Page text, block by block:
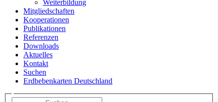
Weiterbildung
Mitgliedschaften
Kooperationen
Publikationen
Referenzen
Downloads
Aktuelles
Kontakt
Suchen
Erdbebenkarten Deutschland